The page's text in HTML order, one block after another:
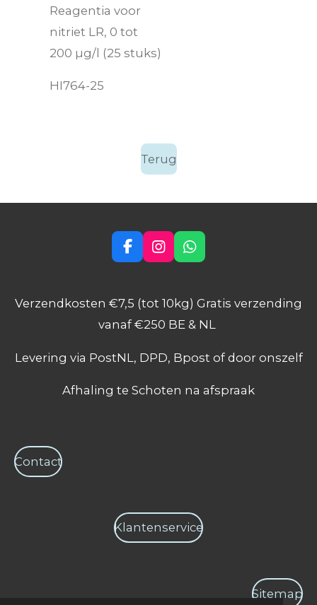
Reagentia voor
nitriet LR, 0 tot
200 µg/l (25 stuks)
HI764-25
Terug
F
a
b
o
k
I
n
a
g
a
m
W
h
t
s
A
Verzendkosten €7,5 (tot 10kg) Gratis verzending
vanaf €250 BE & NL
Levering via PostNL, DPD, Bpost of door onszelf
Afhaling te Schoten na afspraak
Contact
Klantenservice
Sitemap